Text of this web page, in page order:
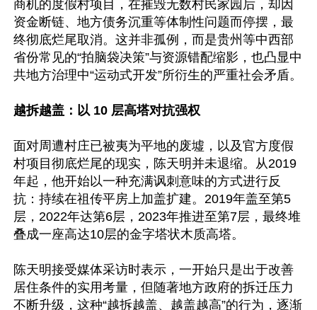
商机的度假村项目，在摧毁无数村民家园后，却因
资金断链、地方债务沉重等体制性问题而停摆，最
终彻底烂尾取消。这并非孤例，而是贵州等中西部
省份常见的“拍脑袋决策”与资源错配缩影，也凸显中
共地方治理中“运动式开发”所衍生的严重社会矛盾。
越拆越盖：以 10 层高塔对抗强权
面对周遭村庄已被夷为平地的废墟，以及官方度假
村项目彻底烂尾的现实，陈天明并未退缩。从2019
年起，他开始以一种充满讽刺意味的方式进行反
抗：持续在祖传平房上加盖扩建。2019年盖至第5
层，2022年达第6层，2023年推进至第7层，最终堆
叠成一座高达10层的金字塔状木质高塔。
陈天明接受媒体采访时表示，一开始只是出于改善
居住条件的实用考量，但随著地方政府的拆迁压力
不断升级，这种“越拆越盖、越盖越高”的行为，逐渐